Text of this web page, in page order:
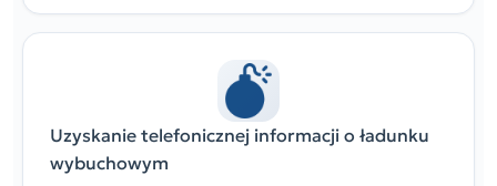
Uzyskanie telefonicznej informacji o ładunku
wybuchowym